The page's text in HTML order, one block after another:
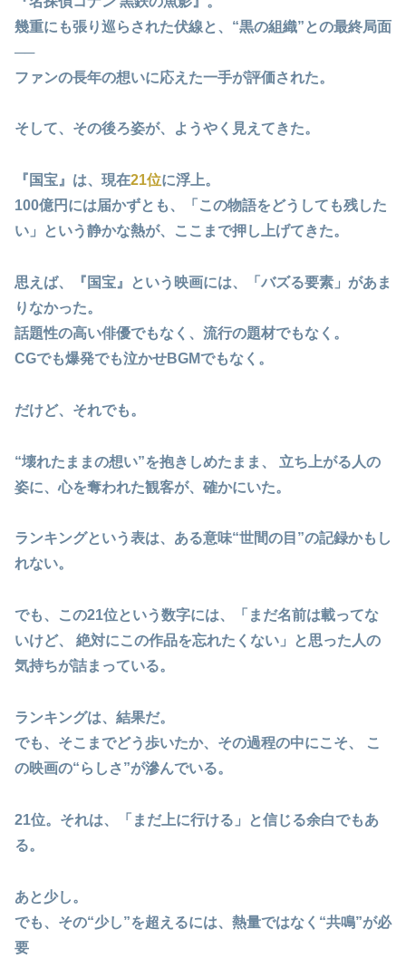
幾重にも張り巡らされた伏線と、“黒の組織”との最終局面
──
ファンの長年の想いに応えた一手が評価された。
そして、その後ろ姿が、ようやく見えてきた。
『国宝』は、現在21位に浮上。
100億円には届かずとも、
「この物語をどうしても残した
い」
という静かな熱が、ここまで押し上げてきた。
思えば、『国宝』という映画には、
「バズる要素」があま
りなかった。
話題性の高い俳優でもなく、流行の題材でもなく。
CGでも爆発でも泣かせBGMでもなく。
だけど、それでも。
“壊れたままの想い”を抱きしめたまま、 立ち上がる人の
姿に、心を奪われた観客が、確かにいた。
ランキングという表は、ある意味“世間の目”の記録かもし
れない。
でも、この21位という数字には、
「まだ名前は載ってな
いけど、 絶対にこの作品を忘れたくない」と思った人の
気持ちが詰まっている。
ランキングは、結果だ。
でも、 そこまでどう歩いたか、その過程の中にこそ、 こ
の映画の“らしさ”が滲んでいる。
21位。それは、 「まだ上に行ける」と信じる余白でもあ
る。
あと少し。
でも、その“少し”を超えるには、 熱量ではなく“共鳴”が必
要